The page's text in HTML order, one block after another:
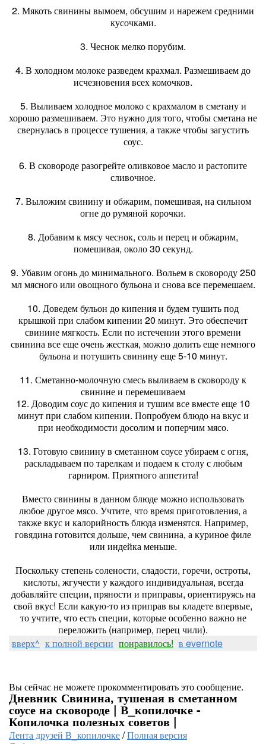
2. Мякоть свинины вымоем, обсушим и нарежем средними
кусочками.
3. Чеснок мелко порубим.
4. В холодном молоке разведем крахмал. Размешиваем до
исчезновения всех комочков.
5. Выливаем холодное молоко с крахмалом в сметану и
хорошо размешиваем. Это нужно для того, чтобы сметана не
свернулась в процессе тушения, а также чтобы загустить
соус.
6. В сковороде разогрейте оливковое масло и растопите
сливочное.
7. Выложим свинину и обжарим, помешивая, на сильном
огне до румяной корочки.
8. Добавим к мясу чеснок, соль и перец и обжарим,
помешивая, около 30 секунд.
9. Убавим огонь до минимального. Вольем в сковороду 250
мл мясного или овощного бульона и снова все перемешаем.
10. Доведем бульон до кипения и будем тушить под
крышкой при слабом кипении 20 минут. Это обеспечит
свинине мягкость. Если по истечении этого времени
свинина все еще очень жесткая, можно долить еще немного
бульона и потушить свинину еще 5-10 минут.
11. Сметанно-молочную смесь выливаем в сковороду к
свинине и перемешиваем
12. Доводим соус до кипения и тушим все вместе еще 10
минут при слабом кипении. Попробуем блюдо на вкус и
при необходимости досолим и поперчим мясо.
13. Готовую свинину в сметанном соусе убираем с огня,
раскладываем по тарелкам и подаем к столу с любым
гарниром. Приятного аппетита!
Вместо свинины в данном блюде можно использовать
любое другое мясо. Учтите, что время приготовления, а
также вкус и калорийность блюда изменятся. Например,
говядина готовится дольше, чем свинина, а куриное филе
или индейка меньше.
Поскольку степень солености, сладости, горечи, остроты,
кислоты, жгучести у каждого индивидуальная, всегда
добавляйте специи, пряности и приправы, ориентируясь на
свой вкус! Если какую-то из приправ вы кладете впервые,
то учтите, что есть специи, которые особенно важно не
переложить (например, перец чили).
вверх^ к полной версии понравилось! в evernote
Вы сейчас не можете прокомментировать это сообщение.
Дневник Свинина, тушеная в сметанном
соусе на сковороде | В_копилочке -
Копилочка полезных советов |
Лента друзей В_копилочке/Полная версия